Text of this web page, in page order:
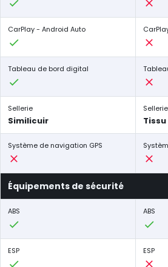
CarPlay - Android Auto
Tableau de bord digital
Sellerie
Similicuir
Sellerie
Tissu
Système de navigation GPS
Équipements de sécurité
ABS ABS
ESP ESP